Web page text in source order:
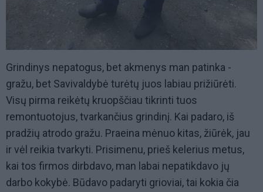
Grindinys nepatogus, bet akmenys man patinka -
gražu, bet Savivaldybė turėtų juos labiau prižiūrėti.
Visų pirma reikėtų kruopščiau tikrinti tuos
remontuotojus, tvarkančius grindinį. Kai padaro, iš
pradžių atrodo gražu. Praeina mėnuo kitas, žiūrėk, jau
ir vėl reikia tvarkyti. Prisimenu, prieš kelerius metus,
kai tos firmos dirbdavo, man labai nepatikdavo jų
darbo kokybė. Būdavo padaryti grioviai, tai kokia čia